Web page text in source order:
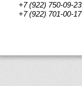
+7 (922) 750-09-23
+7 (922) 701-00-17